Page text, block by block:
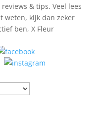
& tips. Veel lees
weten, kijk dan zeker
ben, X Fleur